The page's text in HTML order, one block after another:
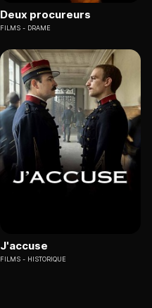
Deux procureurs
FILMS DRAME
J'accuse
FILMS HISTORIQUE